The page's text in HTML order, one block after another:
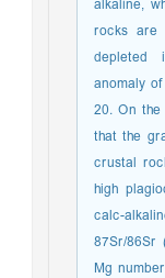
alkaline,
rocks
anomaly
20. On
that the
crustal
high
calc-
87Sr/
Mg